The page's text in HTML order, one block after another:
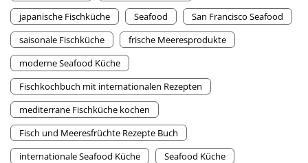
japanische Fischküche
Seafood
San Francisco Seafood
saisonale Fischküche
frische Meeresprodukte
moderne Seafood Küche
Fischkochbuch mit internationalen Rezepten
mediterrane Fischküche kochen
Fisch und Meeresfrüchte Rezepte Buch
internationale Seafood Küche
Seafood Küche